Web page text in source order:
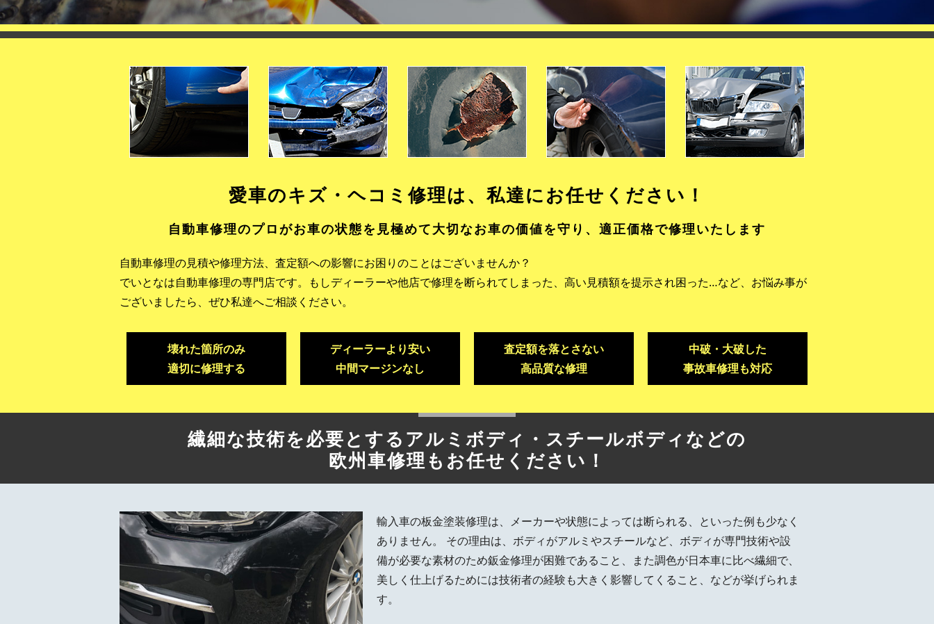
愛車のキズ・ヘコミ修理は、私達にお任せください！
自動車修理のプロがお車の状態を見極めて大切なお車の価値を守り、適正価格で修理いたします
自動車修理の見積や修理方法、査定額への影響にお困りのことはございませんか？
でいとなは自動車修理の専門店です。もしディーラーや他店で修理を断られてしまった、高い見積額を提示され困った…など、お悩み事が
ございましたら、ぜひ私達へご相談ください。
壊れた箇所のみ
適切に修理する
ディーラーより安い
中間マージンなし
査定額を落とさない
高品質な修理
中破・大破した
事故車修理も対応
繊細な技術を必要とするアルミボディ・スチールボディなどの
欧州車修理もお任せください！
輸入車の板金塗装修理は、メーカーや状態によっては断られる、といった例も少なく
ありません。 その理由は、ボディがアルミやスチールなど、ボディが専門技術や設
備が必要な素材のため鈑金修理が困難であること、また調色が日本車に比べ繊細で、
美しく仕上げるためには技術者の経験も大きく影響してくること、などが挙げられま
す。